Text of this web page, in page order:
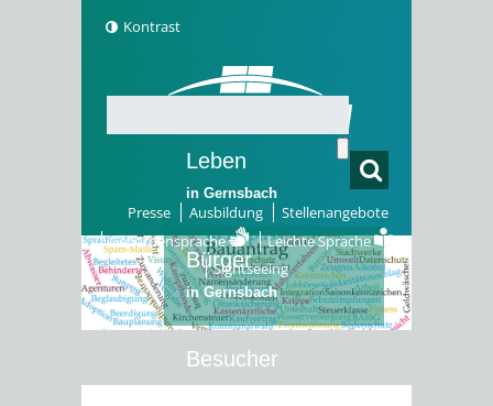
Kontrast
Presse Ausbildung
Stellenangebote
Gebärdensprache
Leichte Sprache
Sightseeing
Leben
in Gernsbach
Bürger
in Gernsbach
Besucher